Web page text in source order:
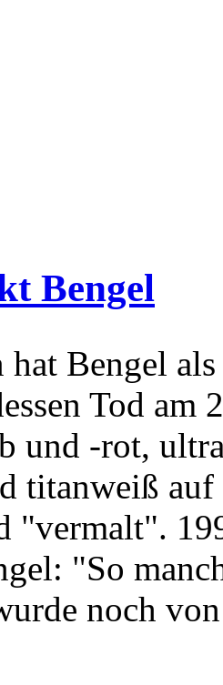
Bengel
hat Bengel
Tod am
und -rot,
titanweiß
"vermalt".
"So
noch